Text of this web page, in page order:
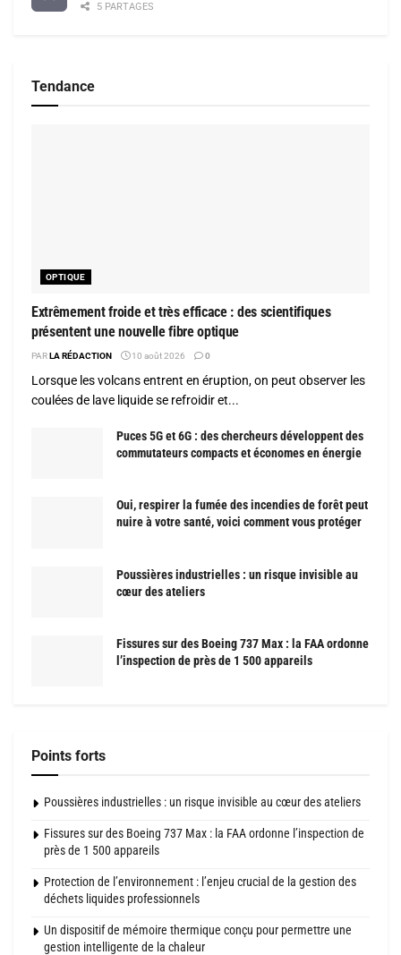
5 PARTAGES
Tendance
OPTIQUE
Extrêmement froide et très efficace : des scientifiques
présentent une nouvelle fibre optique
PARLA RÉDACTION 10 août 2026 0
Lorsque les volcans entrent en éruption, on peut observer les
coulées de lave liquide se refroidir et...
Puces 5G et 6G : des chercheurs développent des
commutateurs compacts et économes en énergie
Oui, respirer la fumée des incendies de forêt peut
nuire à votre santé, voici comment vous protéger
Poussières industrielles : un risque invisible au
cœur des ateliers
Fissures sur des Boeing 737 Max : la FAA ordonne
l’inspection de près de 1 500 appareils
Points forts
Poussières industrielles : un risque invisible au cœur des ateliers
Fissures sur des Boeing 737 Max : la FAA ordonne l’inspection de
près de 1 500 appareils
Protection de l’environnement : l’enjeu crucial de la gestion des
déchets liquides professionnels
Un dispositif de mémoire thermique conçu pour permettre une
gestion intelligente de la chaleur